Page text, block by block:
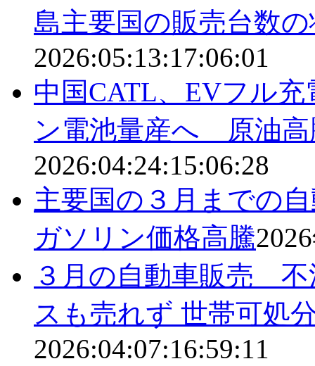
島主要国の販売台数
2026:05:13:17:06:01
中国CATL、EVフル
ン電池量産へ 原油高
2026:04:24:15:06:28
主要国の３月までの
ガソリン価格高騰
３月の自動車販売
スも売れず 世帯可処
2026:04:07:16:59:11